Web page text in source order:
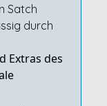
Satch
durch
Extras des